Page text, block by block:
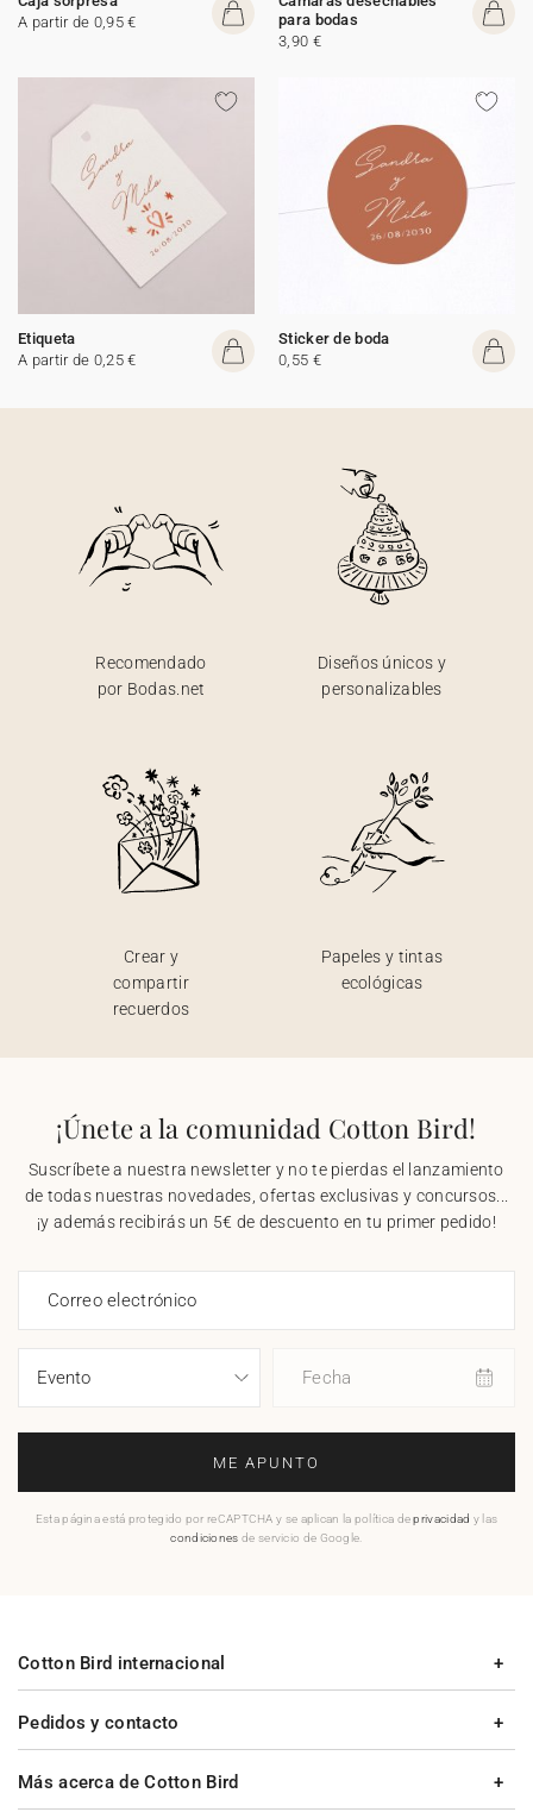
A partir de 0,95 €
para bodas
3,90 €
Etiqueta
A partir de 0,25 €
Sticker de boda
0,55 €
Recomendado
por Bodas.net
Diseños únicos y
personalizables
Crear y
compartir
recuerdos
Papeles y tintas
ecológicas
¡Únete a la comunidad Cotton Bird!
Suscríbete a nuestra newsletter y no te pierdas el lanzamiento
de todas nuestras novedades, ofertas exclusivas y concursos...
¡y además recibirás un 5€ de descuento en tu primer pedido!
Correo electrónico
Fecha
ME APUNTO
Esta página está protegido por reCAPTCHA y se aplican la política deprivacidad y las
condiciones de servicio de Google.
Pedidos y contacto
Más acerca de Cotton Bird
Cotton Bird internacional